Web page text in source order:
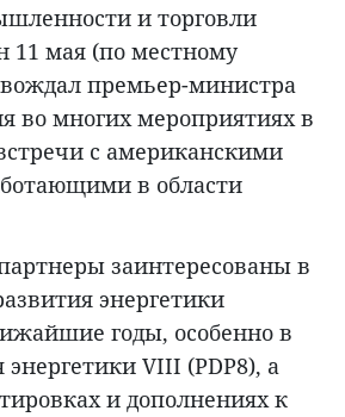
и торговли
11 мая (по местному
премьер-министра
во многих мероприятиях в
с американскими
в области
заинтересованы в
энергетики
годы, особенно в
VIII (PDP8), а
и дополнениях к